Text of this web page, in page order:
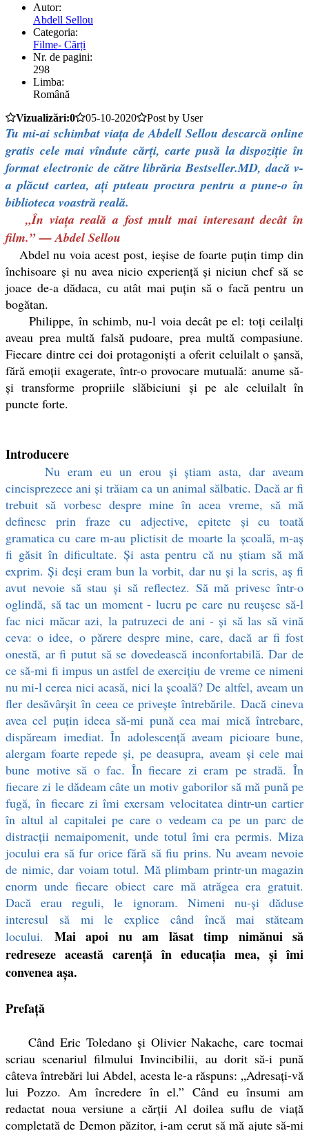
Autor:
Abdell Sellou
Categoria:
Filme- Cărți
Nr. de pagini:
298
Limba:
Română
Vizualizări:0
05-10-2020 Post by User
Tu mi-ai schimbat viața de Abdell Sellou descarcă online
gratis cele mai vîndute cărți, carte pusă la dispoziție în
format electronic de către librăria Bestseller.MD, dacă v-
a plăcut cartea, ați puteau procura pentru a pune-o în
biblioteca voastră reală.
„În viața reală a fost mult mai interesant decât în
film.” — Abdel Sellou
Abdel nu voia acest post, ieșise de foarte puțin timp din
închisoare și nu avea nicio experiență și niciun chef să se
joace de-a dădaca, cu atât mai puțin să o facă pentru un
bogătan.
Philippe, în schimb, nu-l voia decât pe el: toți ceilalți
aveau prea multă falsă pudoare, prea multă compasiune.
Fiecare dintre cei doi protagoniști a oferit celuilalt o șansă,
fără emoții exagerate, într-o provocare mutuală: anume să-
și transforme propriile slăbiciuni și pe ale celuilalt în
puncte forte.
Introducere
Nu eram eu un erou și știam asta, dar aveam
cincisprezece ani și trăiam ca un animal sălbatic. Dacă ar fi
trebuit să vorbesc despre mine în acea vreme, să mă
definesc prin fraze cu adjective, epitete și cu toată
gramatica cu care m-au plictisit de moarte la școală, m-aș
fi găsit în dificultate. Și asta pentru că nu știam să mă
exprim. Și deși eram bun la vorbit, dar nu și la scris, aș fi
avut nevoie să stau și să reflectez. Să mă privesc într-o
oglindă, să tac un moment - lucru pe care nu reușesc să-l
fac nici măcar azi, la patruzeci de ani - și să las să vină
ceva: o idee, o părere despre mine, care, dacă ar fi fost
onestă, ar fi putut să se dovedească inconfortabilă. Dar de
ce să-mi fi impus un astfel de exercițiu de vreme ce nimeni
nu mi-l cerea nici acasă, nici la școală? De altfel, aveam un
fler desăvârșit în ceea ce privește întrebările. Dacă cineva
avea cel puțin ideea să-mi pună cea mai mică întrebare,
dispăream imediat. În adolescență aveam picioare bune,
alergam foarte repede și, pe deasupra, aveam și cele mai
bune motive să o fac. În fiecare zi eram pe stradă. În
fiecare zi le dădeam câte un motiv gaborilor să mă pună pe
fugă, în fiecare zi îmi exersam velocitatea dintr-un cartier
în altul al capitalei pe care o vedeam ca pe un parc de
distracții nemaipomenit, unde totul îmi era permis. Miza
jocului era să fur orice fără să fiu prins. Nu aveam nevoie
de nimic, dar voiam totul. Mă plimbam printr-un magazin
enorm unde fiecare obiect care mă atrăgea era gratuit.
Dacă erau reguli, le ignoram. Nimeni nu-și dăduse
interesul să mi le explice când încă mai stăteam
locului. Mai apoi nu am lăsat timp nimănui să
redreseze această carență în educația mea, și îmi
convenea așa.
Prefață
Când Eric Toledano și Olivier Nakache, care tocmai
scriau scenariul filmului Invincibilii, au dorit să-i pună
câteva întrebări lui Abdel, acesta le-a răspuns: „Adresați-vă
lui Pozzo. Am încredere în el.” Când eu însumi am
redactat noua versiune a cărții Al doilea suflu de viață
completată de Demon păzitor, i-am cerut să mă ajute să-mi